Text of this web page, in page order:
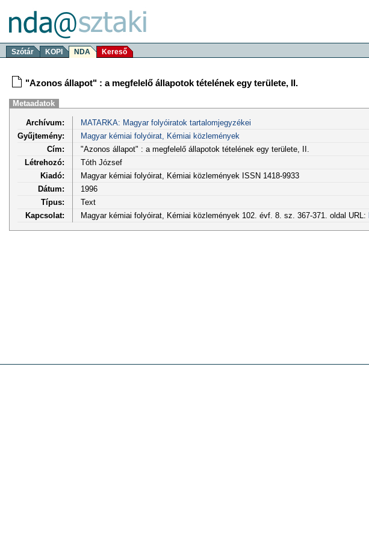
Szótár KOPI NDA Kereső
"Azonos állapot" : a megfelelő állapotok tételének egy területe, II.
Metaadatok
Archívum:
MATARKA: Magyar folyóiratok tartalomjegyzékei
Gyűjtemény:
Magyar kémiai folyóirat, Kémiai közlemények
Cím:
"Azonos állapot" : a megfelelő állapotok tételének egy területe, II.
Létrehozó:
Tóth József
Kiadó:
Magyar kémiai folyóirat, Kémiai közlemények ISSN 1418-9933
Dátum:
1996
Típus:
Text
Kapcsolat:
Magyar kémiai folyóirat, Kémiai közlemények 102. évf. 8. sz. 367-371. oldal URL: